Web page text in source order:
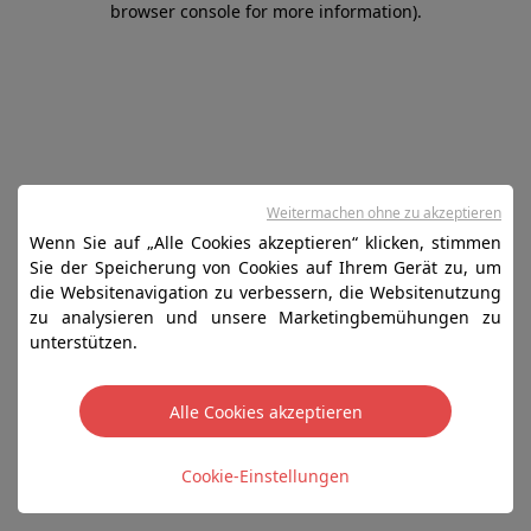
browser console for more information).
Wenn Sie auf „Alle Cookies akzeptieren“ klicken, stimmen
Sie der Speicherung von Cookies auf Ihrem Gerät zu, um
die Websitenavigation zu verbessern, die Websitenutzung
zu analysieren und unsere Marketingbemühungen zu
unterstützen.
Alle Cookies akzeptieren
Cookie-Einstellungen
Weitermachen ohne zu akzeptieren